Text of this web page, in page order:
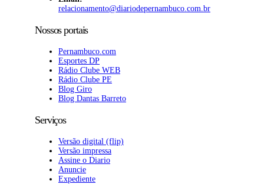
relacionamento@diariodepernambuco.com.br
Nossos portais
Pernambuco.com
Esportes DP
Rádio Clube WEB
Rádio Clube PE
Blog Giro
Blog Dantas Barreto
Serviços
Versão digital (flip)
Versão impressa
Assine o Diario
Anuncie
Expediente